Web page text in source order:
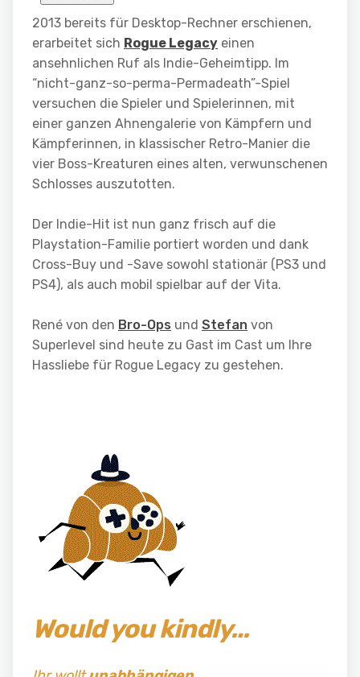
2013 bereits für Desktop-Rechner erschienen,
erarbeitet sich Rogue Legacy einen
ansehnlichen Ruf als Indie-Geheimtipp. Im
“nicht-ganz-so-perma-Permadeath”-Spiel
versuchen die Spieler und Spielerinnen, mit
einer ganzen Ahnengalerie von Kämpfern und
Kämpferinnen, in klassischer Retro-Manier die
vier Boss-Kreaturen eines alten, verwunschenen
Schlosses auszutotten.
Der Indie-Hit ist nun ganz frisch auf die
Playstation-Familie portiert worden und dank
Cross-Buy und -Save sowohl stationär (PS3 und
PS4), als auch mobil spielbar auf der Vita.
René von den Bro-Ops und Stefan von
Superlevel sind heute zu Gast im Cast um Ihre
Hassliebe für Rogue Legacy zu gestehen.
Would you kindly…